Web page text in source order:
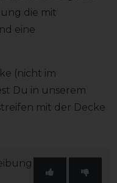
die mit
eine
(nicht im
Du in unserem
mit der Decke